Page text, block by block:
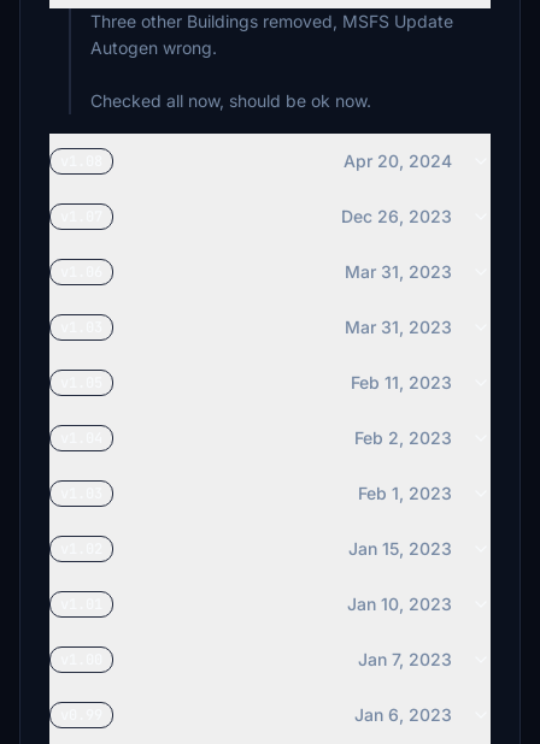
Three other Buildings removed, MSFS Update
Autogen wrong.
Checked all now, should be ok now.
Apr 20, 2024
Dec 26, 2023
Mar 31, 2023
Mar 31, 2023
Feb 11, 2023
Feb 2, 2023
Feb 1, 2023
Jan 15, 2023
Jan 10, 2023
Jan 7, 2023
Jan 6, 2023